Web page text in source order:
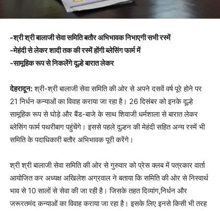
-श्री श्री बालाजी सेवा समिति बतौर अभिभावक निभाएगी सभी रस्में
-मेहंदी से लेकर शादी तक की रस्में होंगी ब्लेसिंग फार्म में
-सामूहिक रूप से निकलेंगे दूल्हे बारात लेकर
देहरादून:श्री-श्री बालाजी सेवा समिति की ओर से अपने दसवें वर्ष पूरे होने पर
21 निर्धन कन्याओं का विवाह कराया जा रहा है। 26 दिसंबर को इनके दूल्हे
सामूहिक रूप से घोड़े और बैंड-बाजे के साथ शिवाजी धर्मशाला से बारात लेकर
ब्लेसिंग फार्म पथरीबाग पहुंचेंगे। इससे पहले दुल्हन की मेहंदी सहित अन्य रस्में भी
समिति के पदाधिकारी बतौर अभिभावक पूरी करेंगे।
श्री श्री बालाजी सेवा समिति की ओर से गुरुवार को प्रेस क्लब में पत्रकार वार्ता
आयोजित कर अध्यक्ष अखिलेश अग्रवाल ने बताया कि समिति की ओर से निस्वार्थ
भाव से 10 सालों से सेवा की जा रही है। जिसके तहत दिव्यांग,निर्धन और
जरूरतमंद कन्याओं का विवाह कराया जा रहा है। इसके लिए इनसे किसी भी तरह